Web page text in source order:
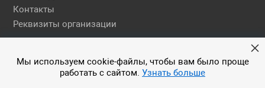
Контакты
Реквизиты организации
Правовая информация
© 2026 АН ЕГСН
Мы используем cookie-файлы, чтобы вам было проще
работать с сайтом. Узнать больше